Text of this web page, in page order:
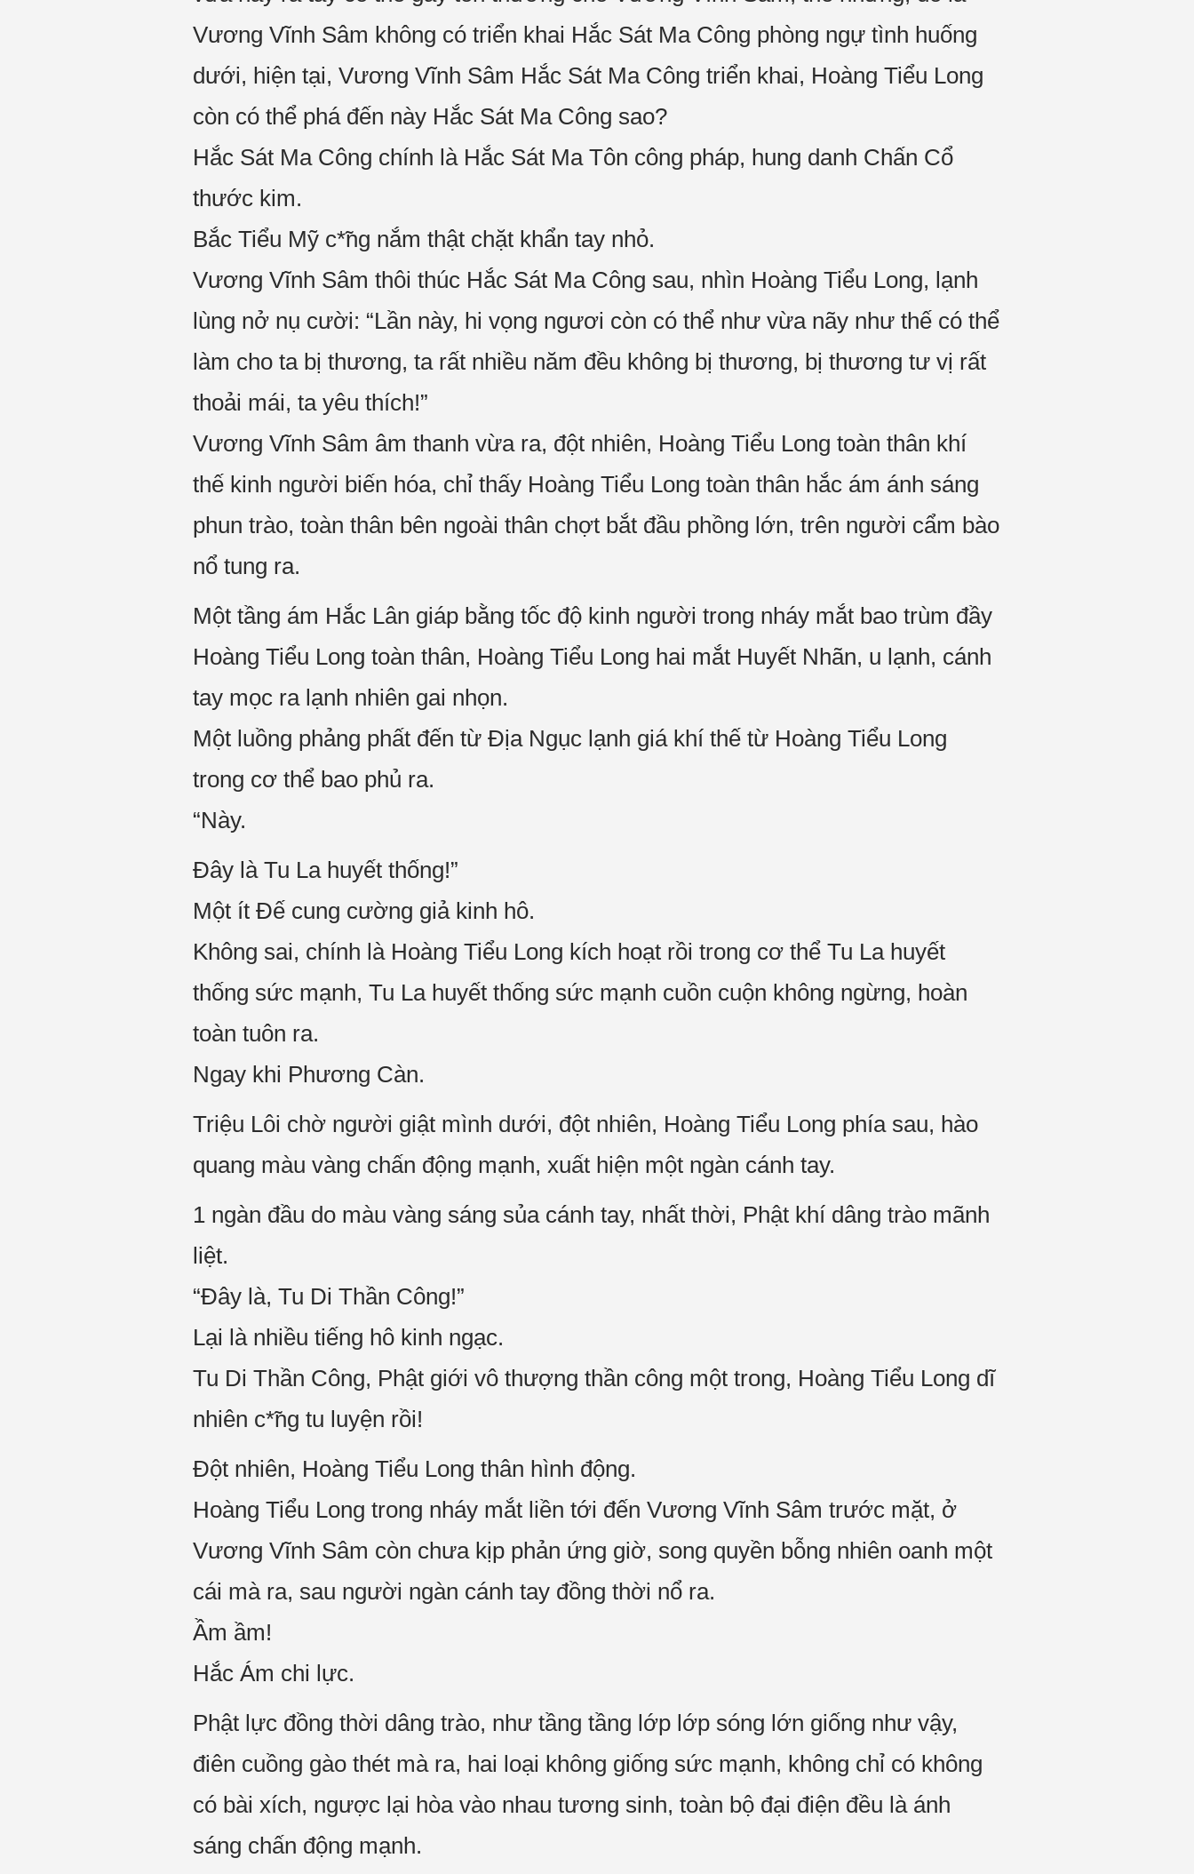
Vương Vĩnh Sâm không có triển khai Hắc Sát Ma Công phòng ngự tình huống
dưới, hiện tại, Vương Vĩnh Sâm Hắc Sát Ma Công triển khai, Hoàng Tiểu Long
còn có thể phá đến này Hắc Sát Ma Công sao?
Hắc Sát Ma Công chính là Hắc Sát Ma Tôn công pháp, hung danh Chấn Cổ
thước kim.
Bắc Tiểu Mỹ c*̃ng nắm thật chặt khẩn tay nhỏ.
Vương Vĩnh Sâm thôi thúc Hắc Sát Ma Công sau, nhìn Hoàng Tiểu Long, lạnh
lùng nở nụ cười: “Lần này, hi vọng ngươi còn có thể như vừa nãy như thế có thể
làm cho ta bị thương, ta rất nhiều năm đều không bị thương, bị thương tư vị rất
thoải mái, ta yêu thích!”
Vương Vĩnh Sâm âm thanh vừa ra, đột nhiên, Hoàng Tiểu Long toàn thân khí
thế kinh người biến hóa, chỉ thấy Hoàng Tiểu Long toàn thân hắc ám ánh sáng
phun trào, toàn thân bên ngoài thân chợt bắt đầu phồng lớn, trên người cẩm bào
nổ tung ra.
Một tầng ám Hắc Lân giáp bằng tốc độ kinh người trong nháy mắt bao trùm đầy
Hoàng Tiểu Long toàn thân, Hoàng Tiểu Long hai mắt Huyết Nhãn, u lạnh, cánh
tay mọc ra lạnh nhiên gai nhọn.
Một luồng phảng phất đến từ Địa Ngục lạnh giá khí thế từ Hoàng Tiểu Long
trong cơ thể bao phủ ra.
“Này.
Đây là Tu La huyết thống!”
Một ít Đế cung cường giả kinh hô.
Không sai, chính là Hoàng Tiểu Long kích hoạt rồi trong cơ thể Tu La huyết
thống sức mạnh, Tu La huyết thống sức mạnh cuồn cuộn không ngừng, hoàn
toàn tuôn ra.
Ngay khi Phương Càn.
Triệu Lôi chờ người giật mình dưới, đột nhiên, Hoàng Tiểu Long phía sau, hào
quang màu vàng chấn động mạnh, xuất hiện một ngàn cánh tay.
1 ngàn đầu do màu vàng sáng sủa cánh tay, nhất thời, Phật khí dâng trào mãnh
liệt.
“Đây là, Tu Di Thần Công!”
Lại là nhiều tiếng hô kinh ngạc.
Tu Di Thần Công, Phật giới vô thượng thần công một trong, Hoàng Tiểu Long dĩ
nhiên c*̃ng tu luyện rồi!
Đột nhiên, Hoàng Tiểu Long thân hình động.
Hoàng Tiểu Long trong nháy mắt liền tới đến Vương Vĩnh Sâm trước mặt, ở
Vương Vĩnh Sâm còn chưa kịp phản ứng giờ, song quyền bỗng nhiên oanh một
cái mà ra, sau người ngàn cánh tay đồng thời nổ ra.
Ầm ầm!
Hắc Ám chi lực.
Phật lực đồng thời dâng trào, như tầng tầng lớp lớp sóng lớn giống như vậy,
điên cuồng gào thét mà ra, hai loại không giống sức mạnh, không chỉ có không
có bài xích, ngược lại hòa vào nhau tương sinh, toàn bộ đại điện đều là ánh
sáng chấn động mạnh.